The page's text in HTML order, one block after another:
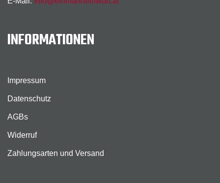
INFORMATIONEN
Impressum
Datenschutz
AGBs
Widerruf
Zahlungsarten und Versand